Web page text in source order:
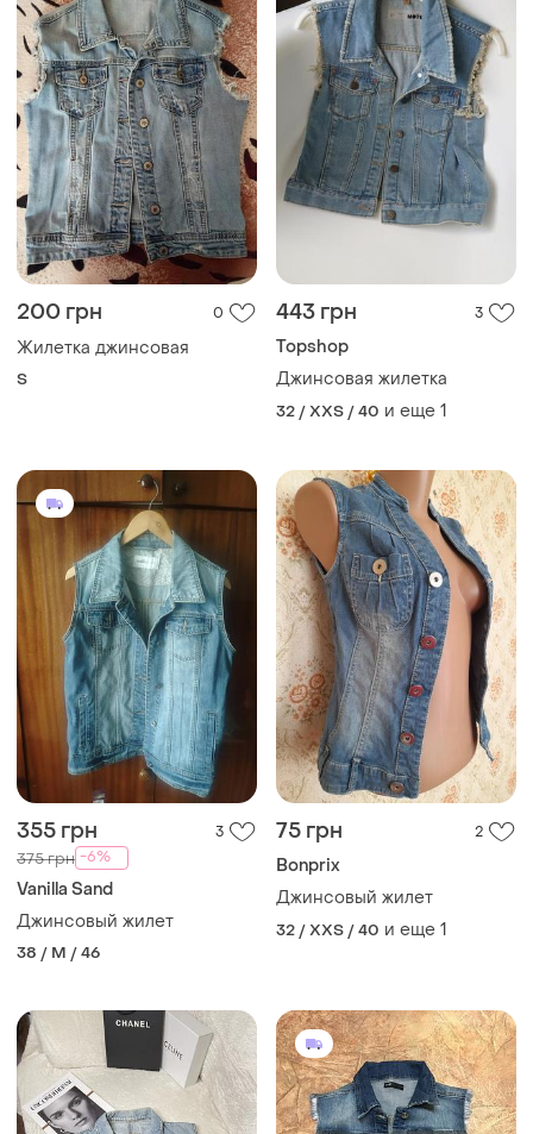
200 грн 0
Жилетка джинсовая
S
443 грн 3
Topshop
Джинсовая жилетка
32 / XXS / 40 и еще 1
355 грн 3
375 грн -6%
Vanilla Sand
Джинсовый жилет
38 / M / 46
75 грн 2
Bonprix
Джинсовый жилет
32 / XXS / 40 и еще 1